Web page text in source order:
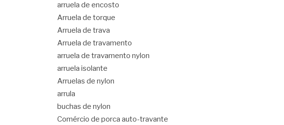
arruela de encosto
Arruela de torque
Arruela de trava
Arruela de travamento
arruela de travamento nylon
arruela isolante
Arruelas de nylon
arrula
buchas de nylon
Comércio de porca auto-travante